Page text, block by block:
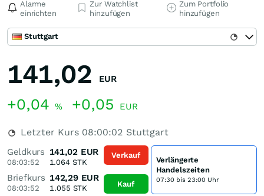
Alarme
einrichten
Zur Watchlist
hinzufügen
Zum Portfolio
hinzufügen
Stuttgart
141,02 EUR
+0,04 % +0,05 EUR
Letzter Kurs 08:00:02 Stuttgart
Geldkurs
08:03:52
141,02 EUR
1.064STK
Briefkurs
08:03:52
142,29 EUR
1.055 STK
Verkauf
Kauf
Verlängerte
Handelszeiten
07:30 bis 23:00 Uhr